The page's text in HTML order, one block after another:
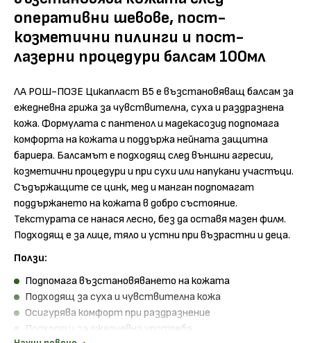
оперативни шевове, пост-
козметични пилинги и пост-
лазерни процедури балсам 100мл
ЛА РОШ-ПОЗЕ Цикапласт B5 е възстановяващ балсам за
ежедневна грижа за чувствителна, суха и раздразнена
кожа. Формулата с пантенол и мадекасозид подпомага
комфорта на кожата и поддържа нейната защитна
бариера. Балсамът е подходящ след външни агресии,
козметични процедури и при сухи или напукани участъци.
Съдържащите се цинк, мед и манган подпомагат
поддържането на кожата в добро състояние.
Текстурата се нанася лесно, без да оставя мазен филм.
Подходящ е за лице, тяло и устни при възрастни и деца.
Ползи:
Подпомага възстановяването на кожата
Подходящ за суха и чувствителна кожа
Осигурява комфорт при раздразнение
Подходящ за ежедневна употреба